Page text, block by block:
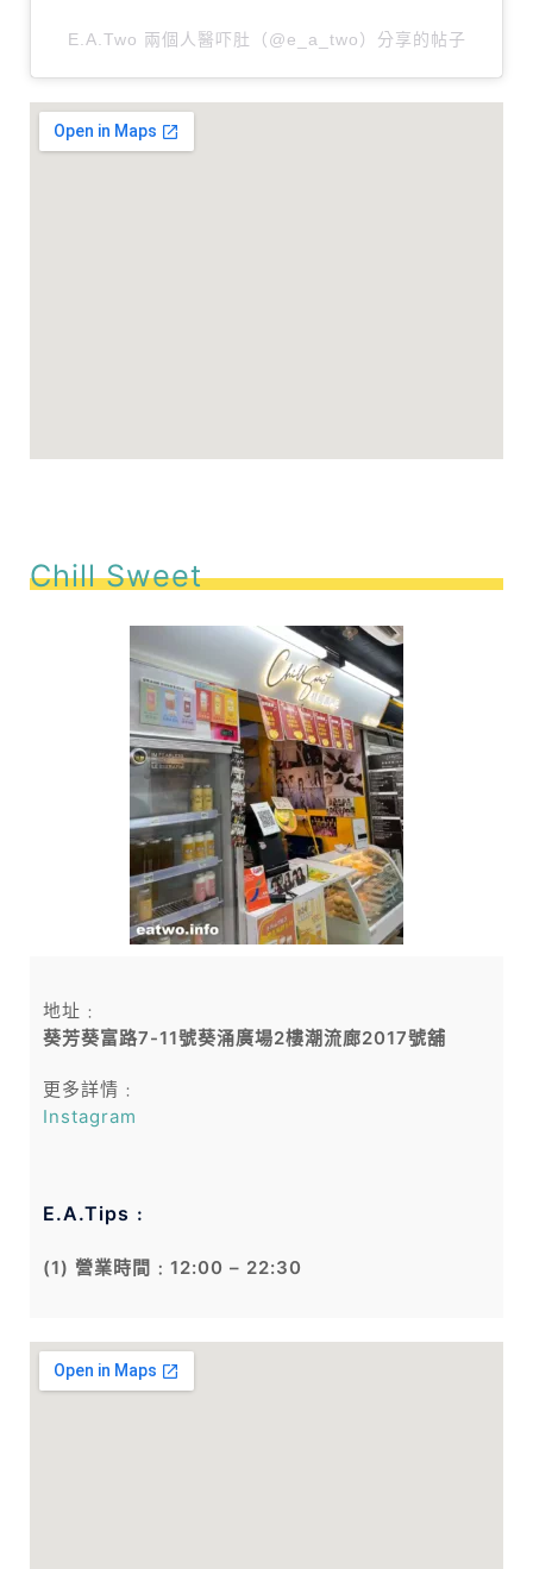
E.A.Two 兩個人醫吓肚（@e_a_two）分享的帖子
Chill Sweet
地址﹕
葵芳葵富路7-11號葵涌廣場2樓潮流廊2017號舖
更多詳情﹕
Instagram
E.A.Tips﹕
(1) 營業時間﹕12:00 – 22:30